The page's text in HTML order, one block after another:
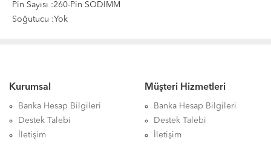
Pin Sayısı :260-Pin SODIMM
Soğutucu :Yok
Kurumsal
Banka Hesap Bilgileri
Destek Talebi
İletişim
Müşteri Hizmetleri
Banka Hesap Bilgileri
Destek Talebi
İletişim